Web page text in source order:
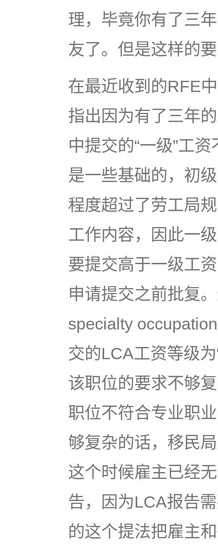
理，毕竟你有了三
友了。但是这样的
在最近收到的RFE
指出因为有了三年
中提交的“一级”工
是一些基础的，初
程度超过了劳工局
工作内容，因此一
要提交高于一级工
申请提交之前批复
specialty
交的LCA工资等级
该职位的要求不够
职位不符合专业职
够复杂的话，移民
这个时候雇主已经
告，因为LCA报告
的这个提法把雇主